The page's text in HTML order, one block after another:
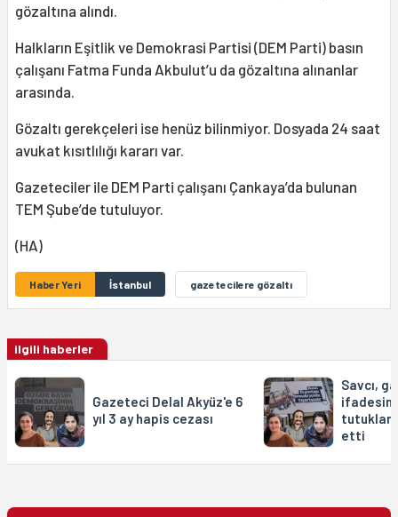
gözaltına alındı.
Halkların Eşitlik ve Demokrasi Partisi (DEM Parti) basın
çalışanı Fatma Funda Akbulut’u da gözaltına alınanlar
arasında.
Gözaltı gerekçeleri ise henüz bilinmiyor. Dosyada 24 saat
avukat kısıtlılığı kararı var.
Gazeteciler ile DEM Parti çalışanı Çankaya’da bulunan
TEM Şube’de tutuluyor.
(HA)
Haber Yeri İstanbul gazetecilere gözaltı
ilgili haberler
Gazeteci Delal Akyüz'e 6
yıl 3 ay hapis cezası
Savcı,
ifadesini
etti